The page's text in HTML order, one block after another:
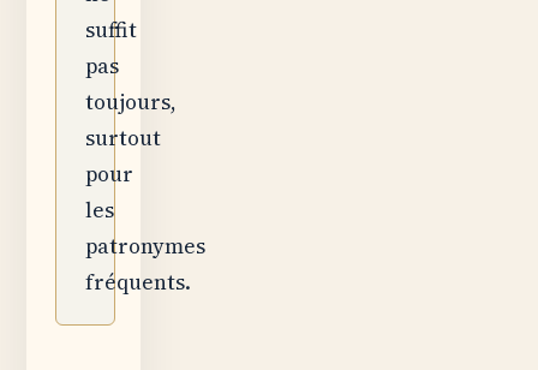
suffit
pas
toujours,
surtout
pour
les
patronymes
fréquents.